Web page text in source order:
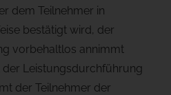
dem Teilnehmer in
bestätigt wird, der
vorbehaltlos annimmt
Leistungsdurchführung
der Teilnehmer der